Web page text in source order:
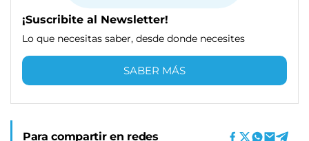
¡Suscribite al Newsletter!
Lo que necesitas saber, desde donde necesites
SABER MÁS
Para compartir en redes